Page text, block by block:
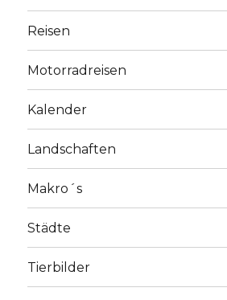
Reisen
Motorradreisen
Kalender
Landschaften
Makro´s
Städte
Tierbilder